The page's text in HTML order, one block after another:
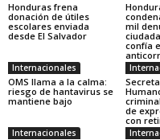
Honduras frena
donación de útiles
escolares enviada
desde El Salvador
mil
confía
Internacionales
OMS llama a la calma:
riesgo de hantavirus se
mantiene bajo
de
con
Internacionales